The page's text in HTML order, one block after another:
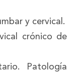
y cervical.
crónico de
Patología